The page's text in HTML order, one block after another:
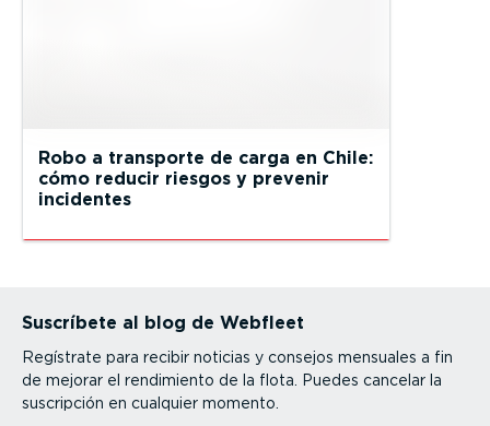
Robo a transporte de carga en Chile:
cómo reducir riesgos y prevenir
incidentes
Suscríbete al blog de Webfleet
Regístrate para recibir noticias y consejos mensuales a fin
de mejorar el rendimiento de la flota. Puedes cancelar la
suscripción en cualquier momento.